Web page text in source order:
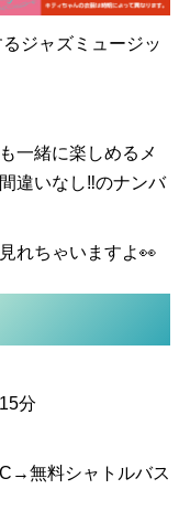
ジャズミュージッ
一緒に楽しめるメ
違いなし‼のナンバ
れちゃいますよ👀
分
無料シャトルバス